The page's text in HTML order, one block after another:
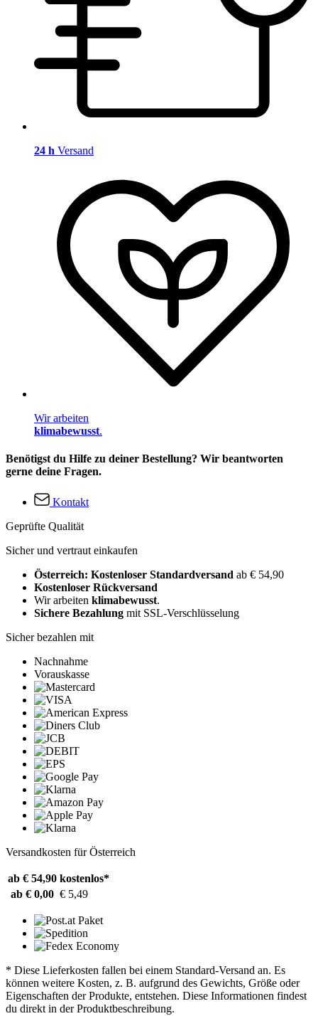
24 h Versand
Wir arbeiten
klimabewusst.
Benötigst du Hilfe zu deiner Bestellung? Wir beantworten
gerne deine Fragen.
Kontakt
Geprüfte Qualität
Sicher und vertraut einkaufen
Österreich: Kostenloser Standardversand ab € 54,90
Kostenloser Rückversand
Wir arbeiten klimabewusst.
Sichere Bezahlung mit SSL-Verschlüsselung
Sicher bezahlen mit
Nachnahme
Vorauskasse
Versandkosten für Österreich
ab € 54,90 kostenlos*
ab € 0,00 € 5,49
* Diese Lieferkosten fallen bei einem Standard-Versand an. Es
können weitere Kosten, z. B. aufgrund des Gewichts, Größe oder
Eigenschaften der Produkte, entstehen. Diese Informationen findest
du direkt in der Produktbeschreibung.